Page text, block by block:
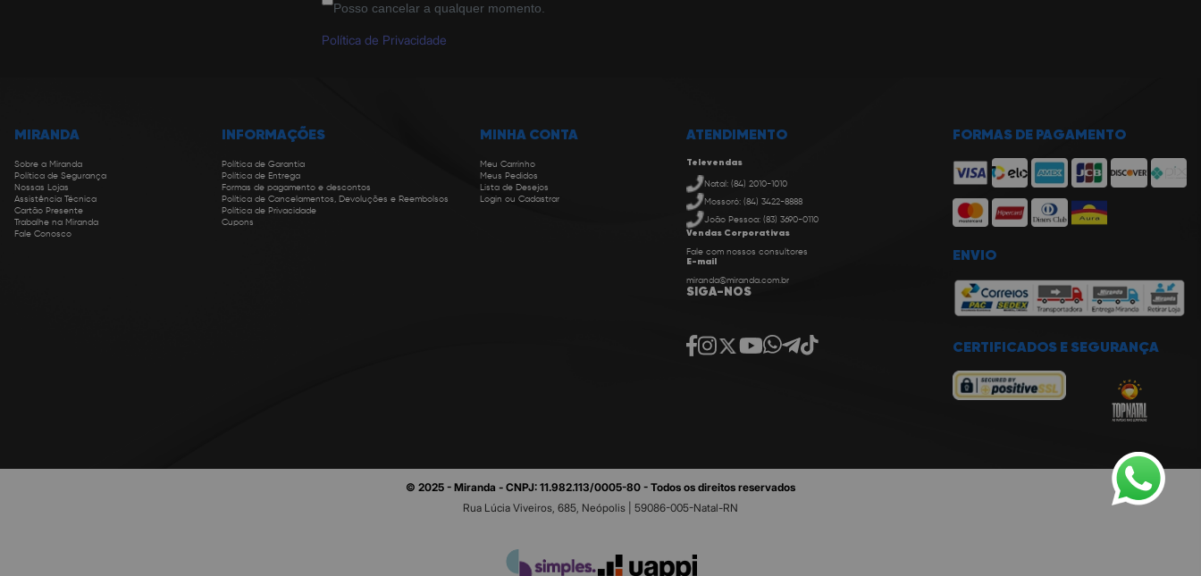
Posso cancelar a qualquer momento.
Política de Privacidade
MIRANDA
Sobre a Miranda
Política de Segurança
Nossas Lojas
Assistência Técnica
Cartão Presente
Trabalhe na Miranda
Fale Conosco
INFORMAÇÕES
Política de Garantia
Política de Entrega
Formas de pagamento e descontos
Política de Cancelamentos, Devoluções e Reembolsos
Política de Privacidade
Cupons
MINHA CONTA
Meu Carrinho
Meus Pedidos
Lista de Desejos
Login ou Cadastrar
ATENDIMENTO
Televendas
Natal: (84) 2010-1010
Mossoró: (84) 3422-8888
João Pessoa: (83) 3690-0110
Vendas Corporativas
Fale com nossos consultores
E-mail
miranda@miranda.com.br
SIGA-NOS
FORMAS DE PAGAMENTO
ENVIO
CERTIFICADOS E SEGURANÇA
© 2025 - Miranda - CNPJ: 11.982.113/0005-80 - Todos os direitos reservados
Rua Lúcia Viveiros, 685, Neópolis | 59086-005-Natal-RN